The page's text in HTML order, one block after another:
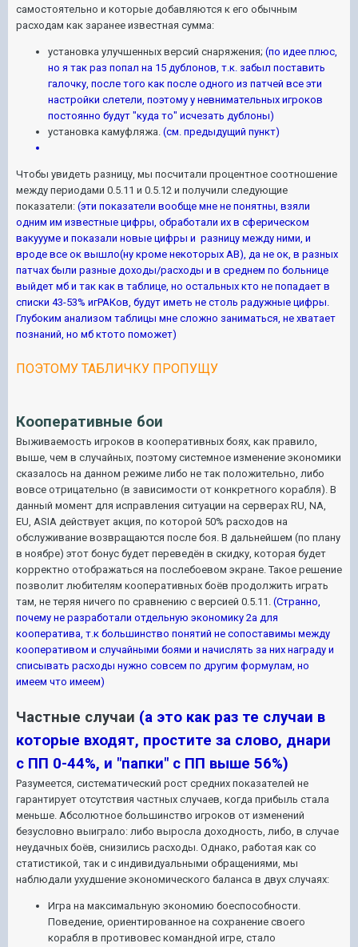
самостоятельно и которые добавляются к его обычным
расходам как заранее известная сумма:
установка улучшенных версий снаряжения; (по идее плюс,
но я так раз попал на 15 дублонов, т.к. забыл поставить
галочку, после того как после одного из патчей все эти
настройки слетели, поэтому у невнимательных игроков
постоянно будут "куда то" исчезать дублоны)
установка камуфляжа. (см. предыдущий пункт)
Чтобы увидеть разницу, мы посчитали процентное соотношение
между периодами 0.5.11 и 0.5.12 и получили следующие
показатели: (эти показатели вообще мне не понятны, взяли
одним им известные цифры, обработали их в сферическом
вакуууме и показали новые цифры и разницу между ними, и
вроде все ок вышло(ну кроме некоторых АВ), да не ок, в разных
патчах были разные доходы/расходы и в среднем по больнице
выйдет мб и так как в таблице, но остальных кто не попадает в
списки 43-53% игРАКов, будут иметь не столь радужные цифры.
Глубоким анализом таблицы мне сложно заниматься, не хватает
познаний, но мб ктото поможет)
ПОЭТОМУ ТАБЛИЧКУ ПРОПУЩУ
Кооперативные бои
Выживаемость игроков в кооперативных боях, как правило,
выше, чем в случайных, поэтому системное изменение экономики
сказалось на данном режиме либо не так положительно, либо
вовсе отрицательно (в зависимости от конкретного корабля). В
данный момент для исправления ситуации на серверах RU, NA,
EU, ASIA действует акция, по которой 50% расходов на
обслуживание возвращаются после боя. В дальнейшем (по плану
в ноябре) этот бонус будет переведён в скидку, которая будет
корректно отображаться на послебоевом экране. Такое решение
позволит любителям кооперативных боёв продолжить играть
там, не теряя ничего по сравнению с версией 0.5.11. (Странно,
почему не разработали отдельную экономику 2а для
кооператива, т.к большинство понятий не сопоставимы между
кооперативом и случайными боями и начислять за них награду и
списывать расходы нужно совсем по другим формулам, но
имеем что имеем)
Частные случаи (а это как раз те случаи в
которые входят, простите за слово, днари
с ПП 0-44%, и "папки" с ПП выше 56%)
Разумеется, систематический рост средних показателей не
гарантирует отсутствия частных случаев, когда прибыль стала
меньше. Абсолютное большинство игроков от изменений
безусловно выиграло: либо выросла доходность, либо, в случае
неудачных боёв, снизились расходы. Однако, работая как со
статистикой, так и с индивидуальными обращениями, мы
наблюдали ухудшение экономического баланса в двух случаях:
Игра на максимальную экономию боеспособности.
Поведение, ориентированное на сохранение своего
корабля в противовес командной игре, стало